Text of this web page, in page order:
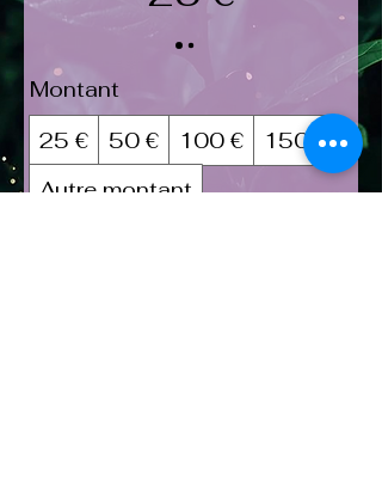
Montant
25 €
50 € 100 €
150 €
Autre montant